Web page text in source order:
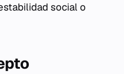
social o